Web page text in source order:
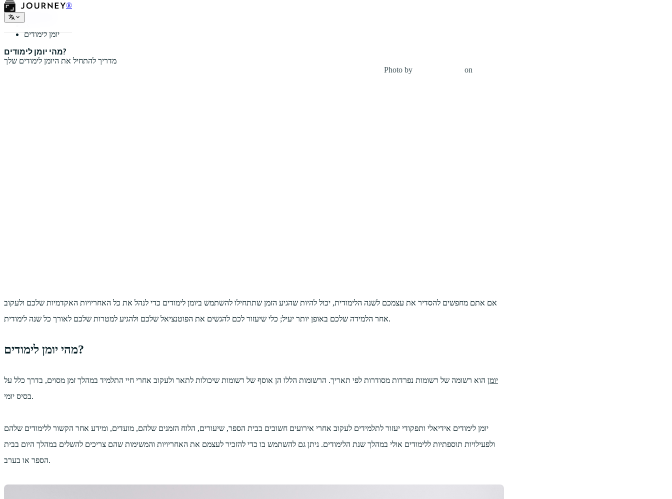
®
סוגי יומנים
יומן לימודים
מהי יומן לימודים?
מדריך להתחיל את היומן לימודים שלך
Photo by
on
אם אתם מחפשים להסדיר את עצמכם לשנה הלימודית, יכול להיות שהגיע הזמן שתתחילו להשתמש ביומן לימודים כדי לנהל את כל האחריויות האקדמיות שלכם ולעקוב
אחר הלמידה שלכם באופן יותר יעיל; כלי שיעזור לכם להגשים את הפוטנציאל שלכם ולהגיע למטרות שלכם לאורך כל שנה לימודית.
מהי יומן לימודים?
יומן הוא רשומה של רשומות נפרדות מסודרות לפי תאריך. הרשומות הללו הן אוסף של רשומות שיכולות לתאר ולעקוב אחרי חיי התלמיד במהלך זמן מסוים, בדרך כלל על
בסיס יומי.
יומן לימודים אידיאלי ותפקודי יעזור לתלמידים לעקוב אחרי אירועים חשובים בבית הספר, שיעורים, הלוח הזמנים שלהם, מועדים, ומידע אחר הקשור ללימודים שלהם
ולפעילויות תוספתיות ללימודים אולי במהלך שנת הלימודים. ניתן גם להשתמש בו כדי להזכיר לעצמם את האחריויות והמשימות שהם צריכים להשלים במהלך היום בבית
הספר או בערב.